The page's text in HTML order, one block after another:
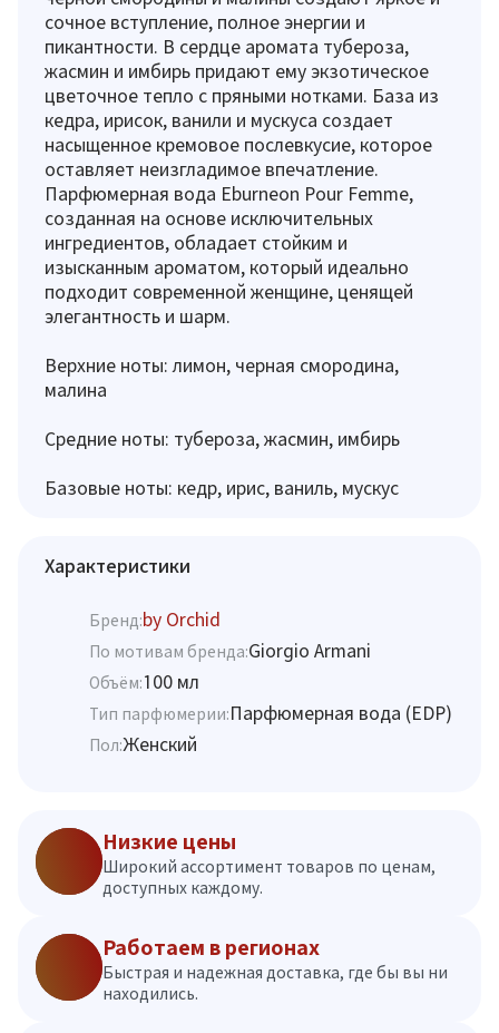
сочное вступление, полное энергии и
пикантности. В сердце аромата тубероза,
жасмин и имбирь придают ему экзотическое
цветочное тепло с пряными нотками. База из
кедра, ирисок, ванили и мускуса создает
насыщенное кремовое послевкусие, которое
оставляет неизгладимое впечатление.
Парфюмерная вода Eburneon Pour Femme,
созданная на основе исключительных
ингредиентов, обладает стойким и
изысканным ароматом, который идеально
подходит современной женщине, ценящей
элегантность и шарм.
Верхние ноты: лимон, черная смородина,
малина
Средние ноты: тубероза, жасмин, имбирь
Базовые ноты: кедр, ирис, ваниль, мускус
Характеристики
Бренд:by Orchid
По мотивам бренда:Giorgio Armani
Объём:100 мл
Тип парфюмерии:Парфюмерная вода (EDP)
Пол:Женский
Низкие цены
Широкий ассортимент товаров по ценам,
доступных каждому.
Работаем в регионах
Быстрая и надежная доставка, где бы вы ни
находились.